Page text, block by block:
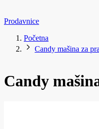
Prodavnice
Početna
Candy mašina za
Candy